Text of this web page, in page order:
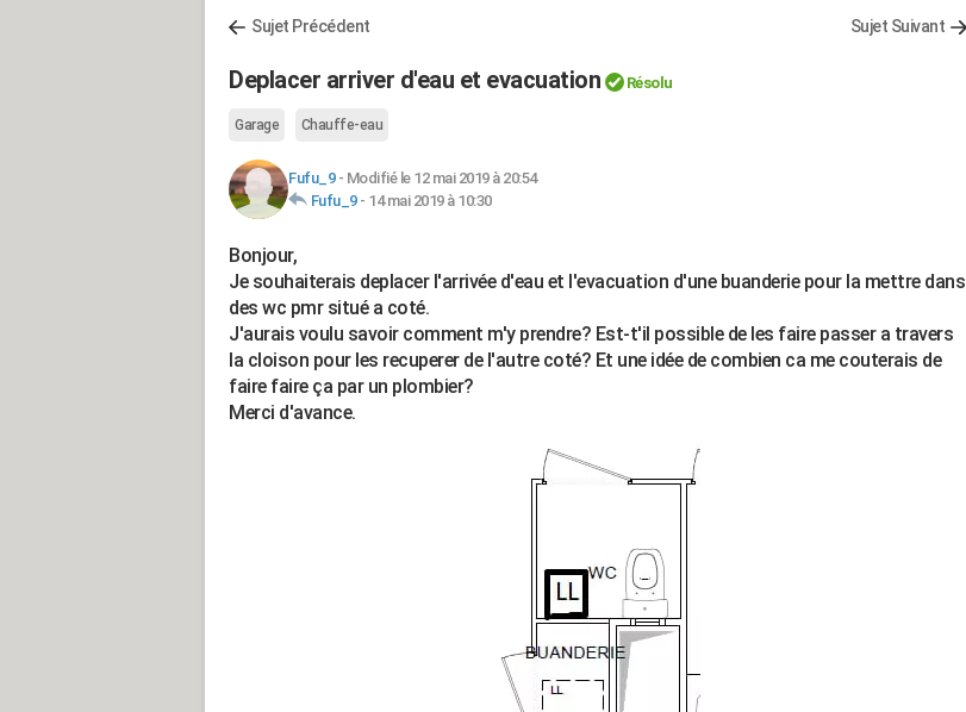
Sujet Précédent Sujet Suivant
Deplacer arriver d'eau et evacuation Résolu
Garage Chauffe-eau
Fufu_9- Modifié le 12 mai 2019 à 20:54
Fufu_9- 14 mai 2019 à 10:30
Bonjour,
Je souhaiterais deplacer l'arrivée d'eau et l'evacuation d'une buanderie pour la mettre dans
des wc pmr situé a coté.
J'aurais voulu savoir comment m'y prendre? Est-t'il possible de les faire passer a travers
la cloison pour les recuperer de l'autre coté? Et une idée de combien ca me couterais de
faire faire ça par un plombier?
Merci d'avance.